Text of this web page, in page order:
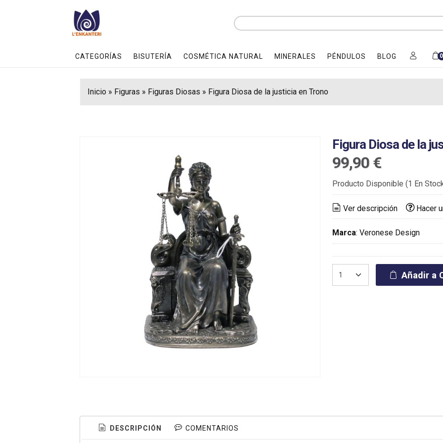
CATEGORÍAS BISUTERÍA COSMÉTICA NATURAL MINERALES PÉNDULOS BLOG 0
Inicio» Figuras » Figuras Diosas » Figura Diosa de la justicia en Trono
Figura Diosa de la
99,90 €
Producto Disponible (1 En
Ver descripción Hacer
Marca: Veronese Design
Añadir a
DESCRIPCIÓN COMENTARIOS